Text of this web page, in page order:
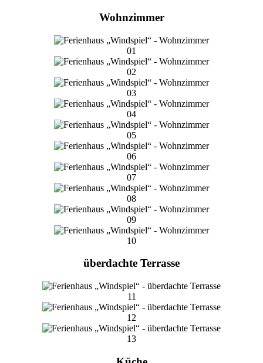
Wohnzimmer
01
02
03
04
05
06
07
08
09
10
überdachte Terrasse
11
12
13